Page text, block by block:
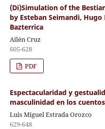
(Di)Simulation of the
by Esteban Seimandi,
Bazterrica
Ailén Cruz
605-628
PDF
Espectacularidad y
masculinidad en los
Luis Miguel Estrada Orozco
629-648